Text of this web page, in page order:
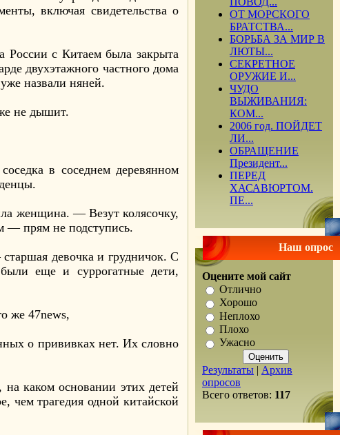
включая свидетельства о
России с Китаем была закрыта
двухэтажного частного дома
назвали няней.
не дышит.
в соседнем деревянном
женщина. — Везут колясочку,
— прям не подступись.
девочка и грудничок. С
еще и суррогатные дети,
же 47news,
о прививках нет. Их словно
каком основании этих детей
чем трагедия одной китайской
ОТ МОРСКОГО
БРАТСТВА...
БОРЬБА ЗА МИР В
ЛЮТЫ...
СЕКРЕТНОЕ
ОРУЖИЕ И...
ЧУДО
ВЫЖИВАНИЯ:
КОМ...
2006 год. ПОЙДЕТ
ЛИ...
ОБРАЩЕНИЕ
Президент...
ПЕРЕД
ХАСАВЮРТОМ.
ПЕ...
Наш опрос
Оцените мой сайт
Отлично
Хорошо
Неплохо
Плохо
Ужасно
Результаты | Архив
опросов
Всего ответов: 117